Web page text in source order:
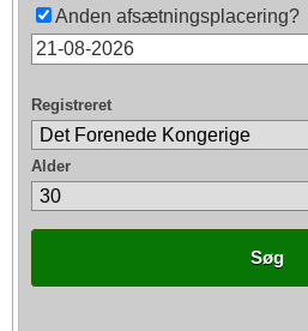
Anden afsætningsplacering?
Registreret
Alder
Søg